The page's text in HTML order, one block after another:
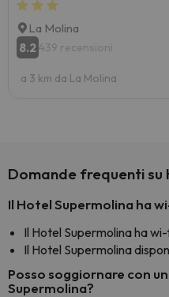
La Molina
8.2 439 recensioni
a 3 km da La Molina
Domande frequenti su
Il Hotel Supermolina ha
Il Hotel Supermolina ha
Il Hotel Supermolina
Posso soggiornare con
Supermolina?